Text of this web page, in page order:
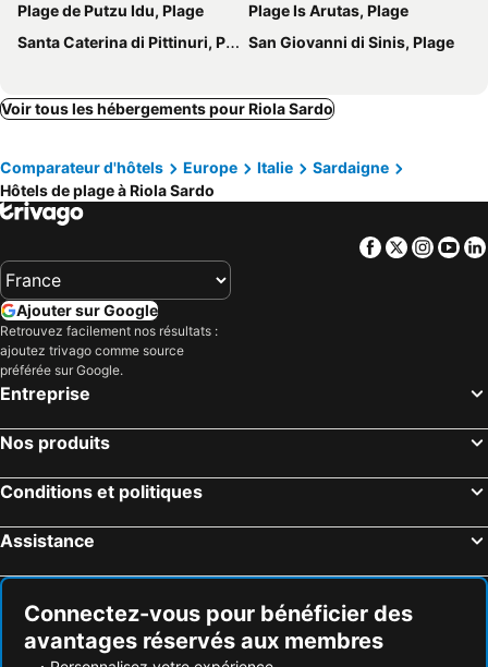
Plage de Putzu Idu, Plage
Plage Is Arutas, Plage
Santa Caterina di Pittinuri, Plage
San Giovanni di Sinis, Plage
Voir tous les hébergements pour Riola Sardo
Comparateur d'hôtels Europe Italie
Sardaigne
Hôtels de plage à Riola Sardo
Facebook
Twitter
Ajouter sur Google
Retrouvez facilement nos résultats :
ajoutez trivago comme source
préférée sur Google.
Entreprise
Nos produits
Conditions et politiques
Assistance
Connectez-vous pour bénéficier des
avantages réservés aux membres